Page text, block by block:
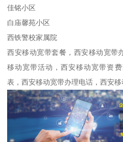
佳铭小区
白庙馨苑小区
西铁警校家属院
西安移动宽带套餐，西安移动宽带
移动宽带活动，西安移动宽带资
表，西安移动宽带办理电话，西安移